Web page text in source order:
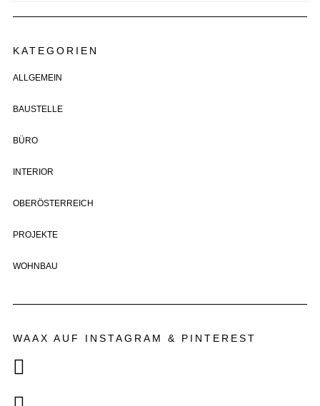
KATEGORIEN
ALLGEMEIN
BAUSTELLE
BÜRO
INTERIOR
OBERÖSTERREICH
PROJEKTE
WOHNBAU
WAAX AUF INSTAGRAM & PINTEREST